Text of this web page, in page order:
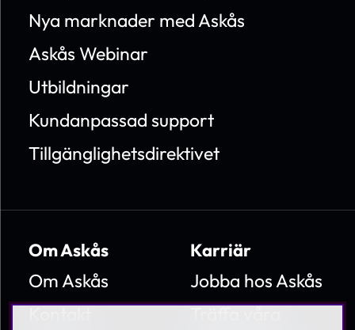
Nya marknader med Askås
Askås Webinar
Utbildningar
Kundanpassad support
Tillgänglighetsdirektivet
Om Askås
Om Askås
Karriär
Jobba hos Askås